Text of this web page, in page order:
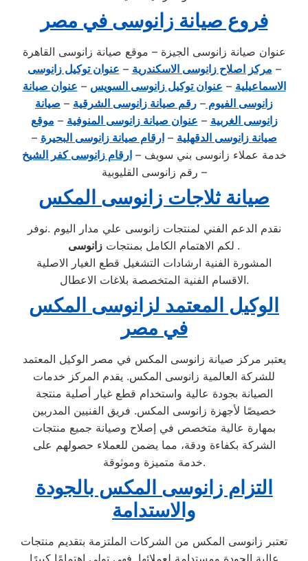
فروع صيانة زانوسى في مصر
عنوان صيانة زانوسى الجيزة – موقع صيانة زانوسى القاهرة
– مركز اصلاح زانوسى الاسكندرية – عنوان توكيل زانوسى
الاسماعيلية – عنوان توكيل زانوسى السويس – عنوان صيانة
زانوسى الفيوم – رقم صيانة زانوسى الشرقية – صيانة
زانوسى الغربية – عنوان صيانة زانوسى المنوفية – موقع
صيانة زانوسى الدقهلية –ارقام صيانة زانوسى البحيرة –
خدمة عملاء زانوسى بني سويف –ارقام زانوسى كفر الشيخ
– رقم زانوسى القليوبية
صيانة ثلاجات زانوسى المكس
نقدم الدعم الفني لمنتجات زانوسى علي مدار اليوم .نوفر
لكم الاهتمام الكامل بمنتجات .
المشورة الفنية ارشادات التشغيل قطع الغيار الاصلية
الاقسام الفنية المتخصصة بلاغات الاعطال.
الوكيل المعتمد لزانوسى المكس
في مصر
يعتبر مركز صيانة زانوسى المكس في مصر الوكيل المعتمد
للشركة العالمية زانوسى المكس. يقدم المركز خدمات
الصيانة بجودة عالية واستخدام قطع غيار أصلية منتجة
خصيصًا لأجهزة زانوسى المكس. فريق الفنيين المدربين
بمهارة عالية متخصص في إصلاح وصيانة جميع منتجات
الشركة بكفاءة ودقة، مما يضمن للعملاء حصولهم على
خدمة متميزة وموثوقة.
التزام زانوسى المكس بالجودة
والاستدامة
تعتبر زانوسى المكس من الشركات الملتزمة بتقديم منتجات